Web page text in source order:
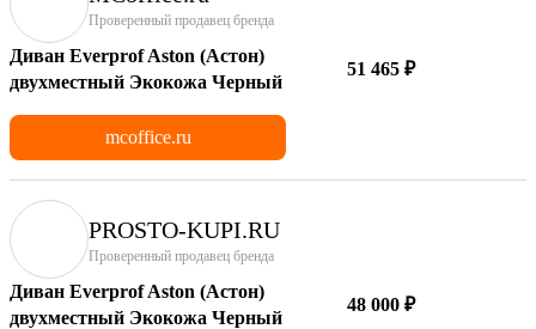
Проверенный продавец бренда
Диван Everprof Aston (Астон)
двухместный Экокожа Черный
51 465 ₽
mcoffice.ru
PROSTO-KUPI.RU
Проверенный продавец бренда
Диван Everprof Aston (Астон)
двухместный Экокожа Черный
48 000 ₽